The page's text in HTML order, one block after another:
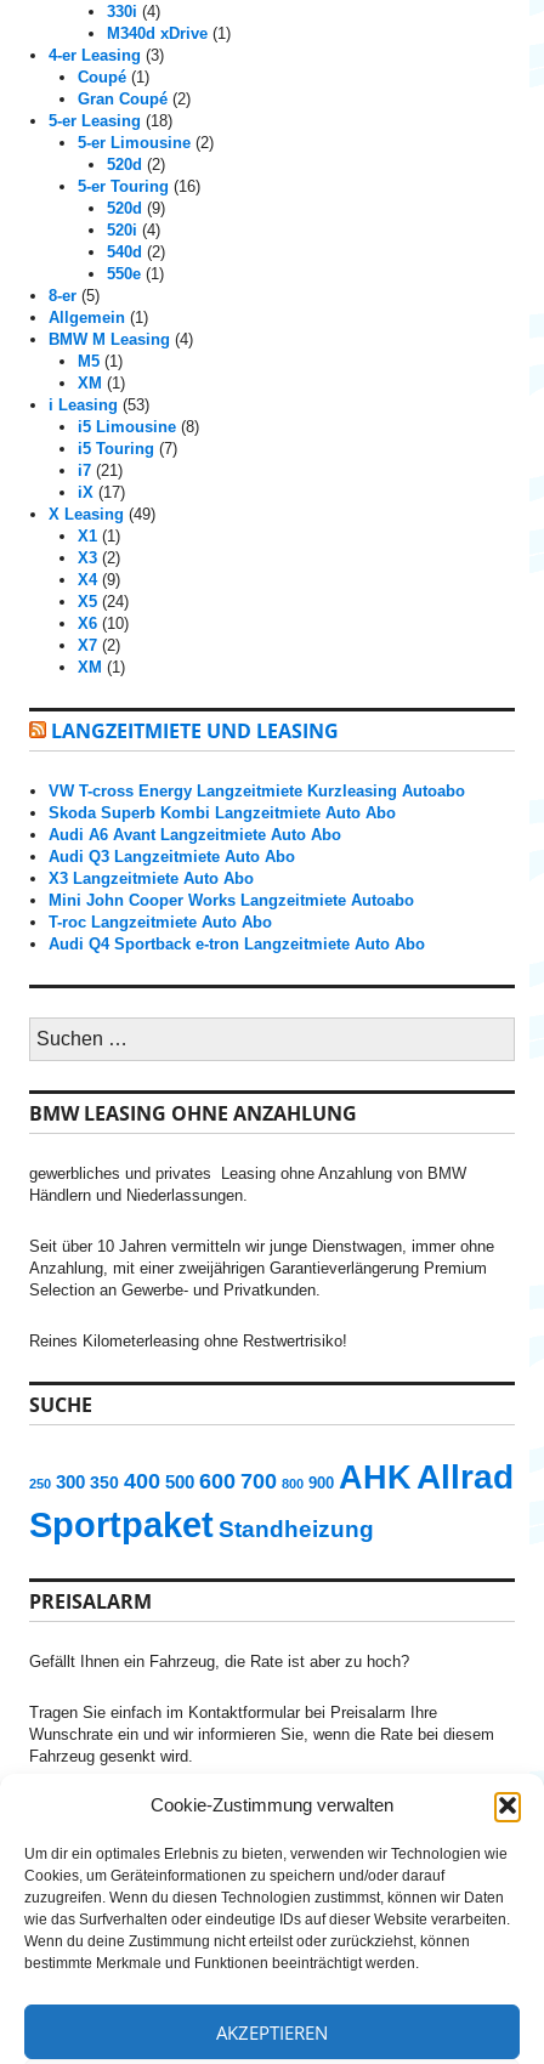
Cookie-Zustimmung verwalten
Um dir ein optimales Erlebnis zu bieten, verwenden wir Technologien wie
Cookies, um Geräteinformationen zu speichern und/oder darauf
zuzugreifen. Wenn du diesen Technologien zustimmst, können wir Daten
wie das Surfverhalten oder eindeutige IDs auf dieser Website verarbeiten.
Wenn du deine Zustimmung nicht erteilst oder zurückziehst, können
bestimmte Merkmale und Funktionen beeinträchtigt werden.
AKZEPTIEREN
330i (4)
M340d xDrive (1)
4-er Leasing (3)
Coupé (1)
Gran Coupé (2)
5-er Leasing (18)
5-er Limousine (2)
520d (2)
5-er Touring (16)
520d (9)
520i (4)
540d (2)
550e (1)
8-er (5)
Allgemein (1)
BMW M Leasing (4)
M5 (1)
XM (1)
i Leasing (53)
i5 Limousine (8)
i5 Touring (7)
i7 (21)
iX (17)
X Leasing (49)
X1 (1)
X3 (2)
X4(9)
X5 (24)
X6 (10)
X7 (2)
XM (1)
LANGZEITMIETE UND LEASING
VW T-cross Energy Langzeitmiete Kurzleasing Autoabo
Skoda Superb Kombi Langzeitmiete Auto Abo
Audi A6 Avant Langzeitmiete Auto Abo
Audi Q3 Langzeitmiete Auto Abo
X3 Langzeitmiete Auto Abo
Mini John Cooper Works Langzeitmiete Autoabo
T-roc Langzeitmiete Auto Abo
Audi Q4 Sportback e-tron Langzeitmiete Auto Abo
S
h
e
n
a
c
:
BMW LEASING OHNE ANZAHLUNG
gewerbliches und privates Leasing ohne Anzahlung von BMW
Händlern und Niederlassungen.
Seit über 10 Jahren vermitteln wir junge Dienstwagen, immer ohne
Anzahlung, mit einer zweijährigen Garantieverlängerung Premium
Selection an Gewerbe- und Privatkunden.
Reines Kilometerleasing ohne Restwertrisiko!
SUCHE
250 300 350 400 500 600 700 800 900 AHKAllrad
SportpaketStandheizung
PREISALARM
Gefällt Ihnen ein Fahrzeug, die Rate ist aber zu hoch?
Tragen Sie einfach im Kontaktformular bei Preisalarm Ihre
Wunschrate ein und wir informieren Sie, wenn die Rate bei diesem
Fahrzeug gesenkt wird.
NEWSLETTER ANMELDUNG
Lassen Sie sich keine Neueinstellungen und Reduzierungen
entgehen und bestellen IhrenNewsletter für Ihre gewünschte
Baureihe zu Ihrem Budget
Hotline